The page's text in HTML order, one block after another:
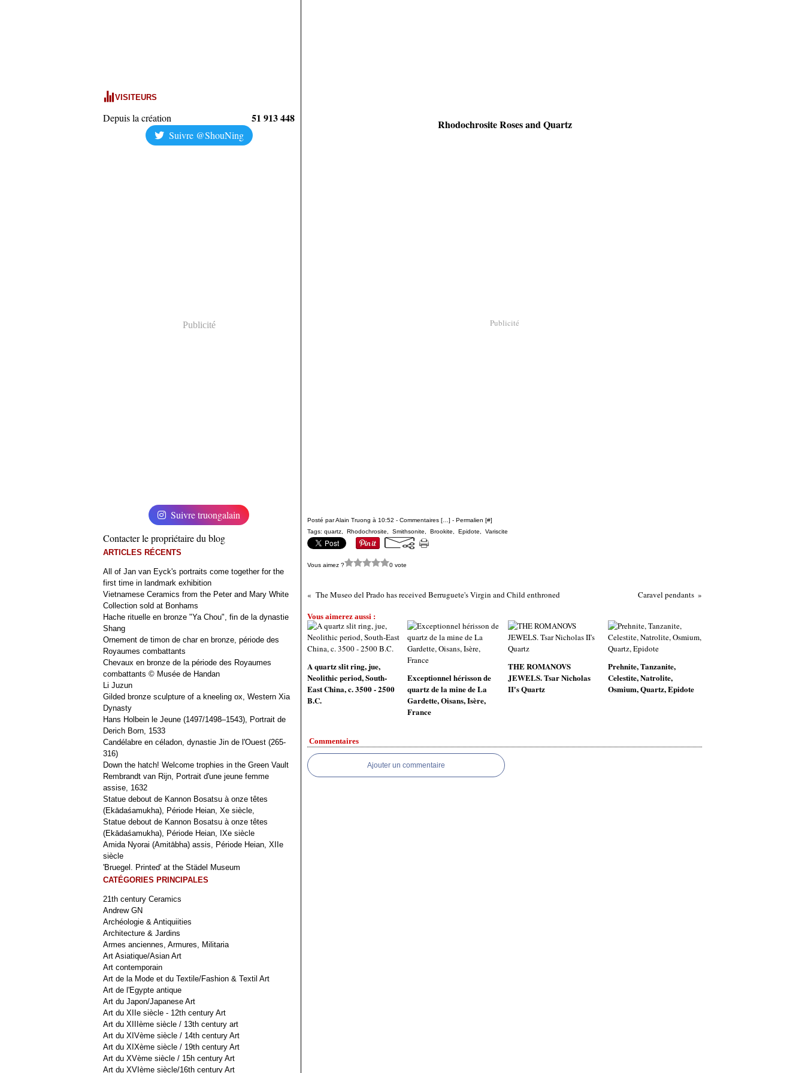
VISITEURS
Depuis la création 51 913 448
Suivre @ShouNing
Publicité
Suivre truongalain
Contacter le propriétaire du blog
ARTICLES RÉCENTS
All of Jan van Eyck's portraits come together for the
first time in landmark exhibition
Vietnamese Ceramics from the Peter and Mary White
Collection sold at Bonhams
Hache rituelle en bronze "Ya Chou", fin de la dynastie
Shang
Ornement de timon de char en bronze, période des
Royaumes combattants
Chevaux en bronze de la période des Royaumes
combattants © Musée de Handan
Li Juzun
Gilded bronze sculpture of a kneeling ox, Western Xia
Dynasty
Hans Holbein le Jeune (1497/1498–1543), Portrait de
Derich Born, 1533
Candélabre en céladon, dynastie Jin de l'Ouest (265-
316)
Down the hatch! Welcome trophies in the Green Vault
Rembrandt van Rijn, Portrait d'une jeune femme
assise, 1632
Statue debout de Kannon Bosatsu à onze têtes
(Ekādaśamukha), Période Heian, Xe siècle,
Statue debout de Kannon Bosatsu à onze têtes
(Ekādaśamukha), Période Heian, IXe siècle
Amida Nyorai (Amitābha) assis, Période Heian, XIIe
siècle
'Bruegel. Printed' at the Städel Museum
CATÉGORIES PRINCIPALES
21th century Ceramics
Andrew GN
Archéologie & Antiquiities
Architecture & Jardins
Armes anciennes, Armures, Militaria
Art Asiatique/Asian Art
Art contemporain
Art de la Mode et du Textile/Fashion & Textil Art
Art de l'Egypte antique
Art du Japon/Japanese Art
Art du XIIe siècle - 12th century Art
Art du XIIIème siècle / 13th century art
Art du XIVème siècle / 14th century Art
Art du XIXème siècle / 19th century Art
Art du XVème siècle / 15h century Art
Art du XVIème siècle/16th century Art
Rhodochrosite Roses and Quartz
Publicité
Posté par Alain Truong à 10:52 - Commentaires [ ] - Permalien [#]
Tags: quartz Rhodochrosite Smithsonite Brookite Epidote Variscite
Vous aimez ? 0 vote
The Museo del Prado has received Berruguete's Virgin and Child enthroned Caravel pendants
Vous aimerez aussi :
A quartz slit ring, jue,
Neolithic period, South-
East China, c. 3500 - 2500
B.C.
Exceptionnel hérisson de
quartz de la mine de La
Gardette, Oisans, Isère,
France
THE ROMANOVS
JEWELS. Tsar Nicholas
II's Quartz
Prehnite, Tanzanite,
Celestite, Natrolite,
Osmium, Quartz, Epidote
Commentaires
Ajouter un commentaire